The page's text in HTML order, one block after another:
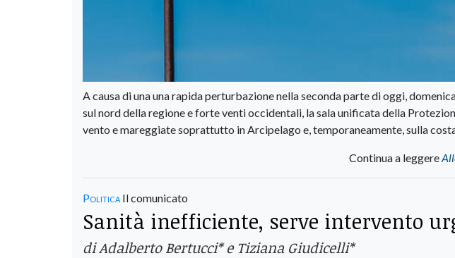
A causa di una una rapida perturbazione nella seconda parte di oggi,
sul nord della regione e forte venti occidentali, la sala unificata della
vento e mareggiate soprattutto in Arcipelago e, temporaneamente, sulla
Continua a leggere
Politica Il comunicato
Sanità inefficiente, serve intervento
di Adalberto Bertucci* e Tiziana Giudicelli*